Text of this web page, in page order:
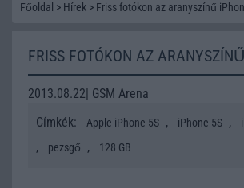
Főoldal > Hírek > Friss fotókon az aranyszínű
FRISS FOTÓKON AZ
2013.08.22| GSM Arena
Címkék:
Apple iPhone 5S , iPhone 5S ,
, pezsgő , 128 GB